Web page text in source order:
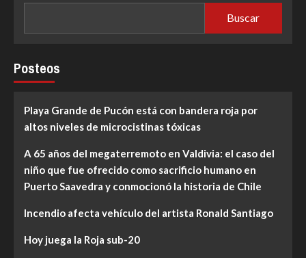
Buscar
Posteos
Playa Grande de Pucón está con bandera roja por
altos niveles de microcistinas tóxicas
A 65 años del megaterremoto en Valdivia: el caso del
niño que fue ofrecido como sacrificio humano en
Puerto Saavedra y conmocionó la historia de Chile
Incendio afecta vehículo del artista Ronald Santiago
Hoy juega la Roja sub-20